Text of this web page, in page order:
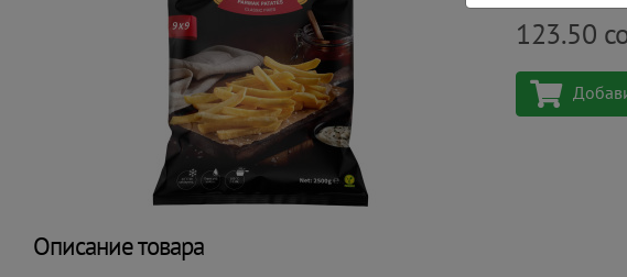
123.50
Описание товара